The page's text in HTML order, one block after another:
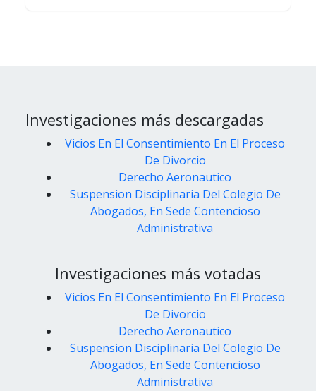
Investigaciones más descargadas
Vicios En El Consentimiento En El Proceso
De Divorcio
Derecho Aeronautico
Suspension Disciplinaria Del Colegio De
Abogados, En Sede Contencioso
Administrativa
Investigaciones más votadas
Vicios En El Consentimiento En El Proceso
De Divorcio
Derecho Aeronautico
Suspension Disciplinaria Del Colegio De
Abogados, En Sede Contencioso
Administrativa